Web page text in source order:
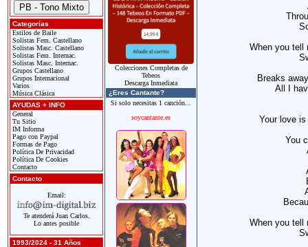
Categorías
Estilos de Baile
Solistas Fem. Castellano
Solistas Masc. Castellano
Solistas Fem. Internac.
Solistas Masc. Internac.
Grupos Castellano
Grupos Internacional
Varios
Música Clásica
AYUDAS + INFO
General
Tu Sitio
IM Informa
Pago con Paypal
Formas de Pago
Política De Privacidad
Política De Cookies
Contacto
Contacto
Email:
Te atenderá Juan Carlos.
Lo antes posible
1993/2024 - 31 Años
Colecciones Completas de
Tebeos
Descarga Inmediata
¿Eres Cantante?
Si solo necesitas 1 canción...
soycantante.es
When you tell
Breaks
All I
Your love
You
When you tell